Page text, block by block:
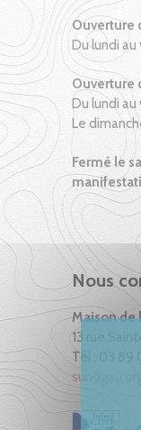
Ouverture
Du lundi
Ouverture
Du lundi au
Le
Fermé le
Nous
Maison de
13 rue
Tél : 03 89
sundgau.org